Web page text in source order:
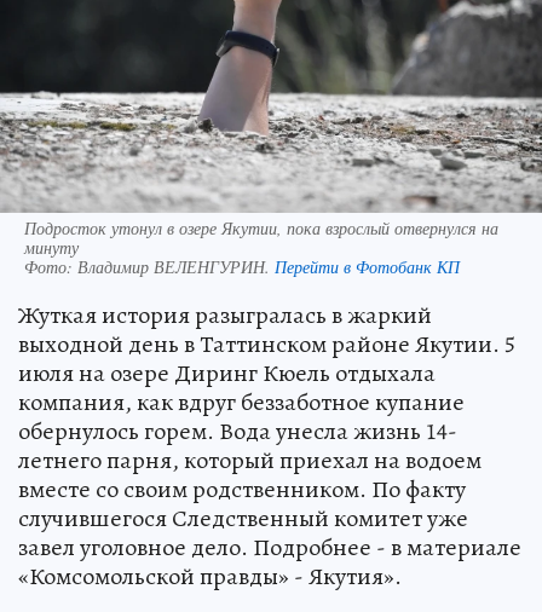
Подросток утонул в озере Якутии, пока взрослый отвернулся на
минуту
Фото: Владимир ВЕЛЕНГУРИН. Перейти в Фотобанк КП
Жуткая история разыгралась в жаркий
выходной день в Таттинском районе Якутии. 5
июля на озере Диринг Кюель отдыхала
компания, как вдруг беззаботное купание
обернулось горем. Вода унесла жизнь 14-
летнего парня, который приехал на водоем
вместе со своим родственником. По факту
случившегося Следственный комитет уже
завел уголовное дело. Подробнее - в материале
«Комсомольской правды» - Якутия».